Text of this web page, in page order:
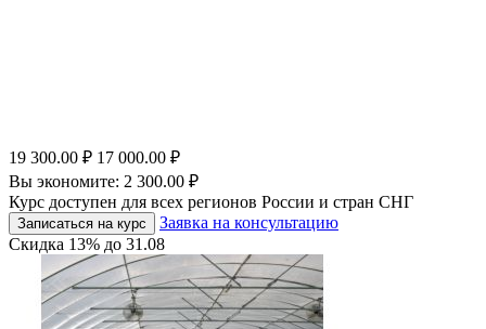
19 300.00 ₽ 17 000.00 ₽
Вы экономите: 2 300.00 ₽
Курс доступен для всех регионов России и стран СНГ
Записаться на курс
Заявка на консультацию
Скидка 13% до 31.08